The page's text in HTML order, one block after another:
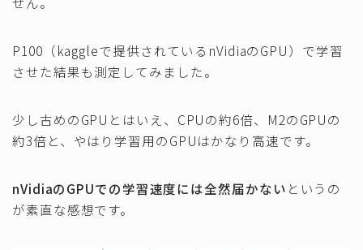
P100（kaggleで提供されているnVidiaのGPU）で学習
させた結果も測定してみました。
少し古めのGPUとはいえ、CPUの約6倍、M2のGPUの
約3倍と、やはり学習用のGPUはかなり高速です。
nVidiaのGPUでの学習速度には全然届かない というの
が素直な感想です。